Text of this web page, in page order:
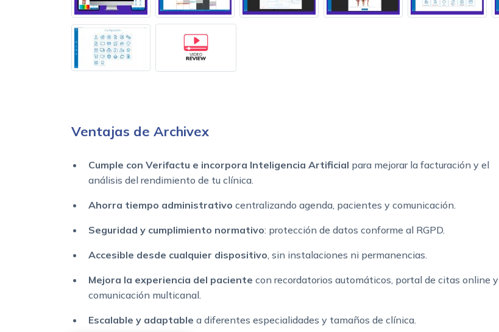
Ventajas de Archivex
Cumple con Verifactu e incorpora Inteligencia Artificial para mejorar la facturación y el
análisis del rendimiento de tu clínica.
Ahorra tiempo administrativo centralizando agenda, pacientes y comunicación.
Seguridad y cumplimiento normativo: protección de datos conforme al RGPD.
Accesible desde cualquier dispositivo , sin instalaciones ni permanencias.
Mejora la experiencia del paciente con recordatorios automáticos, portal de citas online y
comunicación multicanal.
Escalable y adaptable a diferentes especialidades y tamaños de clínica.